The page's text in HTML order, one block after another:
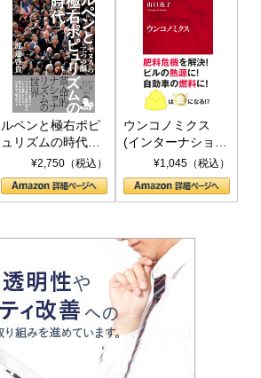
ルペンと極右ポピ
ュリズムの時代：
〈ヤヌス〉の二つ
の顔
¥2,750（税込）
ウンコノミクス
(インターナショナ
ル新書)¥1,045（税込）